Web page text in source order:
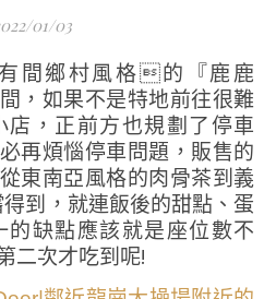
01/03
，如果不是特地前往很難
，正前方也規劃了停車
再煩惱停車問題，販售的
東南亞風格的肉骨茶到義
到，就連飯後的甜點、蛋
缺點應該就是座位數不
二次才吃到呢!